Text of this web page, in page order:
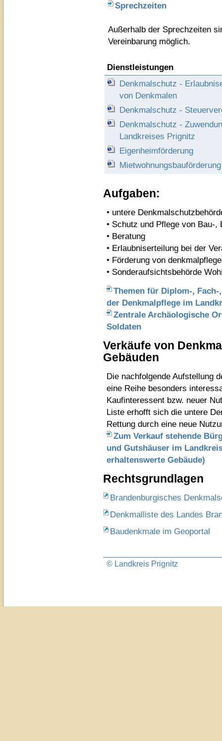
Sprechzeiten
Außerhalb der Sprechzeiten
Vereinbarung möglich.
Dienstleistungen
Denkmalschutz -
von Denkmalen
Denkmalschutz -
Denkmalschutz -
Landkreises Prignitz
Eigenheimförderung
Mietwohnungsbauförderung
Aufgaben:
• untere
• Schutz und Pflege von Bau-
• Beratung
• Erlaubniserteilung bei der
• Förderung von
• Sonderaufsichtsbehörde
Themen für Diplom-,
der Denkmalpflege im
Zentrale Archäologische
Soldaten
Verkäufe von
Gebäuden
Die nachfolgende Aufstellung
eine Reihe besonders
Kaufinteressent bzw. neuer
Liste erhofft sich die untere
Rettung durch eine neue
Zum Verkauf stehende
und Gutshäuser im
erhaltenswerte Gebäude)
Rechtsgrundlagen
Brandenburgisches
Denkmalliste des Landes
Baudenkmale im Geoportal
© Landkreis Prignitz